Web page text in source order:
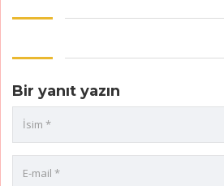
Bir yanıt yazın